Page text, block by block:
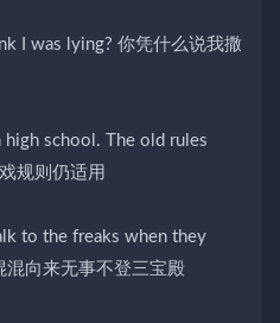
I was lying? 你凭什么说我撒
high school. The old rules
规则仍适用
to the freaks when they
混向来无事不登三宝殿